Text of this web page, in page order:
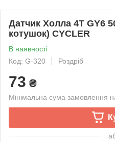
Датчик Холла 4T GY6
котушок) CYCLER
В наявності
Код: G-320
Роздріб
73 ₴
Мінімальна сума замовлення